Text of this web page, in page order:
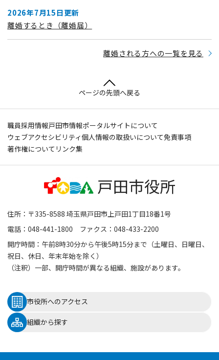
2026年7月15日更新
離婚するとき（離婚届）
離婚される方への一覧を見る
ページの先頭へ戻る
職員採用情報戸田市情報ポータルサイトについて
ウェブアクセシビリティ個人情報の取扱いについて免責事項
著作権について リンク集
住所：〒335-8588 埼玉県戸田市上戸田1丁目18番1号
電話：048-441-1800 ファクス：048-433-2200
開庁時間：午前8時30分から午後5時15分まで（土曜日、日曜日、
祝日、休日、年末年始を除く）
（注釈）一部、開庁時間が異なる組織、施設があります。
市役所へのアクセス
組織から探す